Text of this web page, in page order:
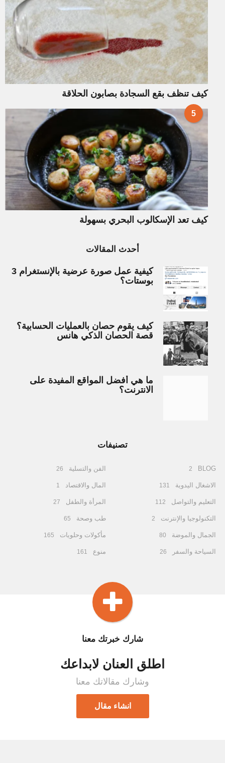
كيف تنظف بقع السجادة بصابون الحلاقة
5
كيف تعد الإسكالوب البحري بسهولة
أحدث المقالات
كيفية عمل صورة عرضية بالإنستغرام 3
بوستات؟
كيف يقوم حصان بالعمليات الحسابية؟
قصة الحصان الذكي هانس
ما هي أفضل المواقع المفيدة على
الانترنت؟
تصنيفات
BLOG
2
الاشغال اليدوية 131
التعليم والتواصل 112
التكنولوجيا والإنترنت 2
الجمال والموضة 80
السياحة والسفر 26
الفن والتسلية 26
المال والاقتصاد 1
المرأة والطفل 27
طب وصحة 65
مأكولات وحلويات 165
منوع 161
شارك خبرتك معنا
اطلق العنان لابداعك
وشارك مقالاتك معنا
انشاء مقال